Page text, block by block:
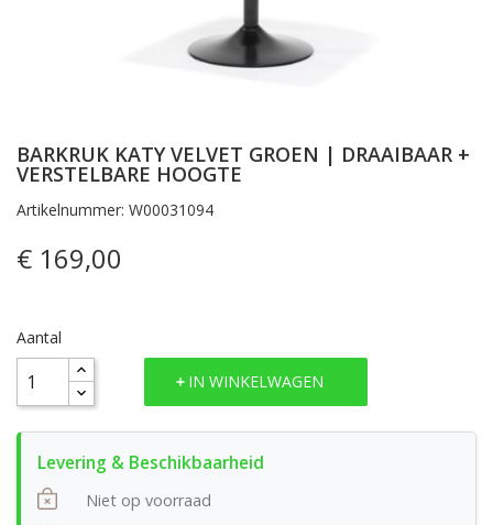
BARKRUK KATY VELVET GROEN | DRAAIBAAR +
VERSTELBARE HOOGTE
Artikelnummer: W00031094
€ 169,00
Aantal
IN WINKELWAGEN
Niet op voorraad